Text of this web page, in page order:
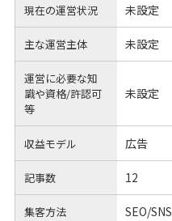
現在の運営状況 未設定
主な運営主体 未設定
運営に必要な知
識や資格/許認可
等
未設定
収益モデル 広告
記事数 12
集客方法 SEO/SNS